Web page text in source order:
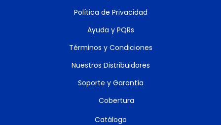
Política de Privacidad
Ayuda y PQRs
Términos y Condiciones
Nuestros Distribuidores
Soporte y Garantía
Cobertura
Catálogo